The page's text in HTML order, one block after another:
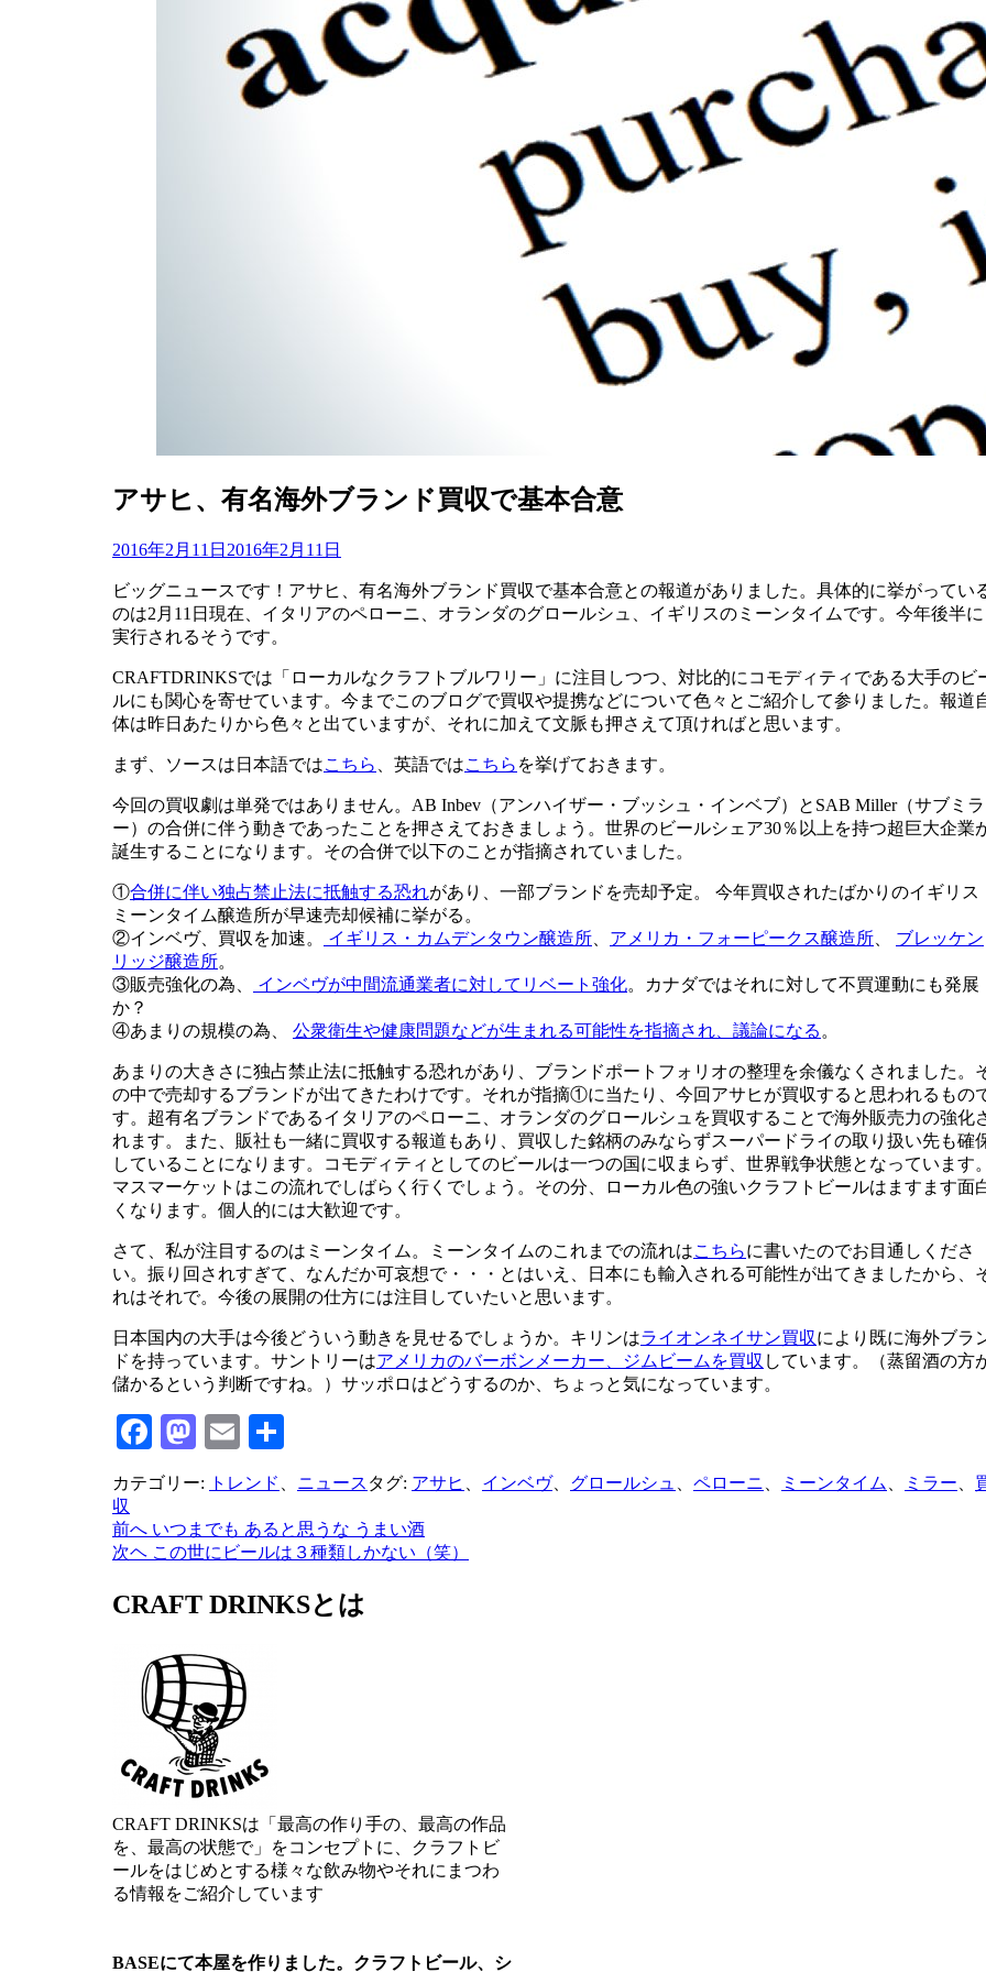
アサヒ、有名海外ブランド買収で基本合意
投稿者master
投
日:
2016年2月11日 2016年2月11日
ビッグニュースです！アサヒ、有名海外ブランド買収で基本合意との報道がありました。具体的に挙がってい
のは2月11日現在、イタリアのペローニ、オランダのグロールシュ、イギリスのミーンタイムです。今年後半に
実行されるそうです。
CRAFTDRINKSでは「ローカルなクラフトブルワリー」に注目しつつ、対比的にコモディティである大手のビ
ルにも関心を寄せています。今までこのブログで買収や提携などについて色々とご紹介して参りました。報道
体は昨日あたりから色々と出ていますが、それに加えて文脈も押さえて頂ければと思います。
まず、ソースは日本語ではこちら 、英語ではこちら を挙げておきます。
今回の買収劇は単発ではありません。AB Inbev（アンハイザー・ブッシュ・インベブ）とSAB Miller（サブミラ
ー）の合併に伴う動きであったことを押さえておきましょう。世界のビールシェア30％以上を持つ超巨大企業
誕生することになります。その合併で以下のことが指摘されていました。
①合併に伴い独占禁止法に抵触する恐れがあり、一部ブランドを売却予定。 今年買収されたばかりのイギリス
ミーンタイム醸造所が早速売却候補に挙がる。
②インベヴ、買収を加速。
イギリス・カムデンタウン醸造所 アメリカ・フォーピークス醸造所
ブレッケン
リッジ醸造所。
③販売強化の為、
インベヴが中間流通業者に対してリベート強化。カナダではそれに対して不買運動にも発展
か？
④あまりの規模の為、 公衆衛生や健康問題などが生まれる可能性を指摘され、議論になる 。
あまりの大きさに独占禁止法に抵触する恐れがあり、ブランドポートフォリオの整理を余儀なくされました。
の中で売却するブランドが出てきたわけです。それが指摘①に当たり、今回アサヒが買収すると思われるもの
す。超有名ブランドであるイタリアのペローニ、オランダのグロールシュを買収することで海外販売力の強化
れます。また、販社も一緒に買収する報道もあり、買収した銘柄のみならずスーパードライの取り扱い先も確
していることになります。コモディティとしてのビールは一つの国に収まらず、世界戦争状態となっています。
マスマーケットはこの流れでしばらく行くでしょう。その分、ローカル色の強いクラフトビールはますます面
くなります。個人的には大歓迎です。
さて、私が注目するのはミーンタイム。ミーンタイムのこれまでの流れはこちらに書いたのでお目通しくださ
い。振り回されすぎて、なんだか可哀想で・・・とはいえ、日本にも輸入される可能性が出てきましたから、
れはそれで。今後の展開の仕方には注目していたいと思います。
日本国内の大手は今後どういう動きを見せるでしょうか。キリンはライオンネイサン買収により既に海外ブラ
ドを持っています。サントリーはアメリカのバーボンメーカー、ジムビームを買収 しています。（蒸留酒の方
儲かるという判断ですね。）サッポロはどうするのか、ちょっと気になっています。
Facebook
Mastodon
Email
カテゴリー: トレンド ニュース タグ: アサヒ インベヴ、 グロールシュ ペローニ ミーンタイム ミラー
収
投
稿
ナ
ョ
ン
前へ いつまでも あると思うな うまい酒
次ヘ この世にビールは３種類しかない（笑）
CRAFT DRINKSとは
CRAFT DRINKSは「最高の作り手の、最高の作品
を、最高の状態で」をコンセプトに、クラフトビ
ールをはじめとする様々な飲み物やそれにまつわ
る情報をご紹介しています
BASEにて本屋を作りました。クラフトビール、シ